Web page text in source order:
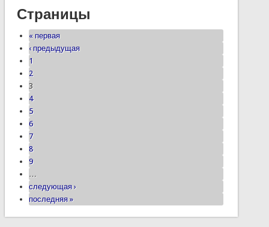
Страницы
« первая
‹ предыдущая
1
2
3
4
5
6
7
8
9
…
следующая ›
последняя »